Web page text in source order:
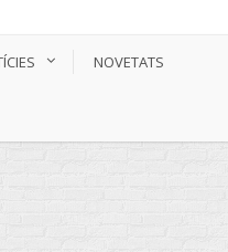
NOVETATS